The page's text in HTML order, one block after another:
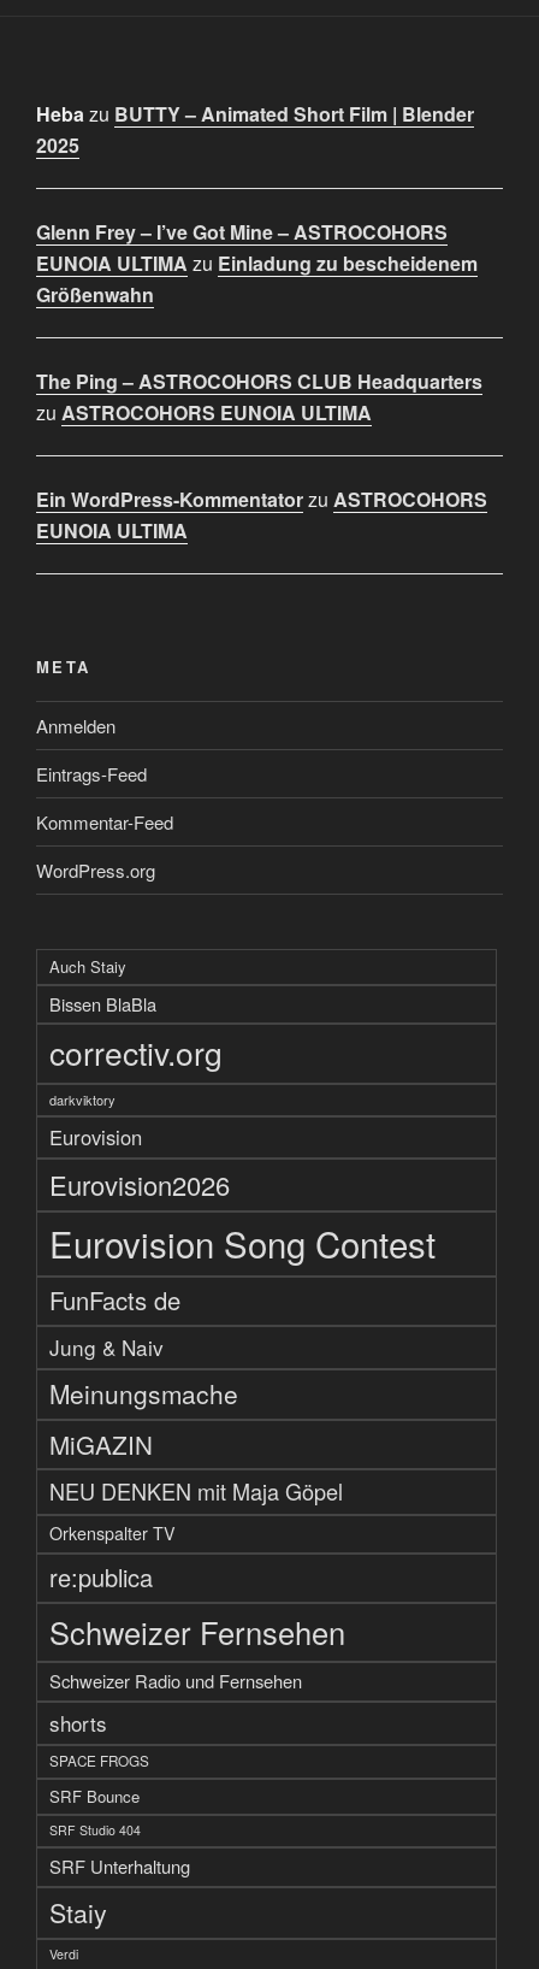
Hebazu BUTTY – Animated Short Film | Blender
2025
Glenn Frey – I’ve Got Mine – ASTROCOHORS
EUNOIA ULTIMA zu Einladung zu bescheidenem
Größenwahn
The Ping – ASTROCOHORS CLUB Headquarters
zu ASTROCOHORS EUNOIA ULTIMA
Ein WordPress-Kommentatorzu ASTROCOHORS
EUNOIA ULTIMA
META
Anmelden
Eintrags-Feed
Kommentar-Feed
WordPress.org
Auch Staiy
Bissen BlaBla
correctiv.org
darkviktory
Eurovision
Eurovision2026
Eurovision Song Contest
FunFacts de
Jung & Naiv
Meinungsmache
MiGAZIN
NEU DENKEN mit Maja Göpel
Orkenspalter TV
re:publica
Schweizer Fernsehen
Schweizer Radio und Fernsehen
shorts
SPACE FROGS
SRF Bounce
SRF Studio 404
SRF Unterhaltung
Staiy
Verdi